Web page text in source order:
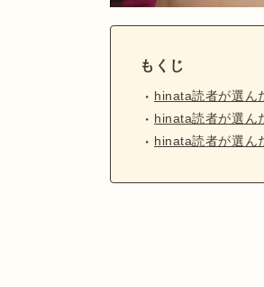
もくじ
hinata読者が選ん
hinata読者が選ん
hinata読者が選ん